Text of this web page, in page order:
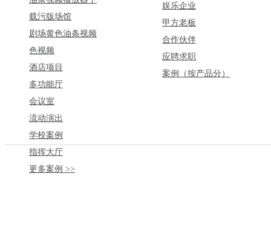
载污版场馆
剧场黄色油条视频
色视频
酒店项目
多功能厅
会议室
流动演出
学校案例
指挥大厅
更多案例 >>
娱乐企业
甲方老板
合作伙伴
应聘求职
案例（按产品分）